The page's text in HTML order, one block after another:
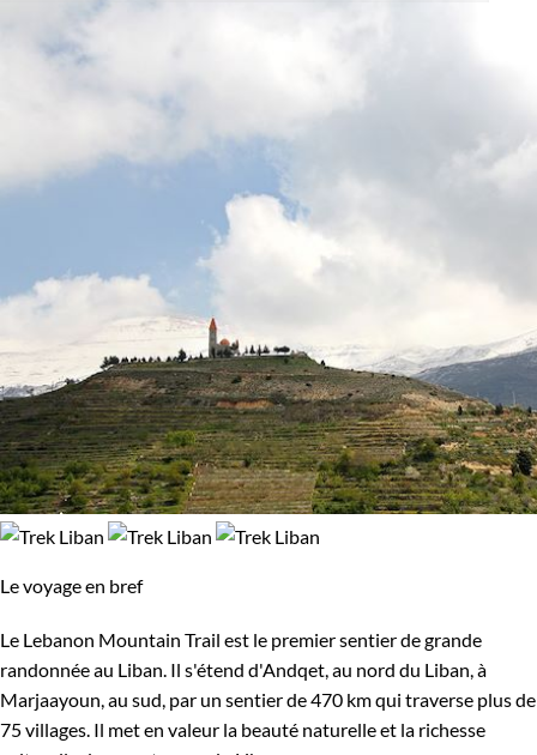
Que vous soyez adepte de longues randonnées ou de treks
stimulants, les montagnes escarpées du Liban constituent un
terrain de jeu rêvé. Voyagez en groupe, partagez ces moments
pays unique.
Activité
Randonnée
Le voyage en bref
Le Lebanon Mountain Trail est le premier sentier de grande
randonnée au Liban. Il s'étend d'Andqet, au nord du Liban, à
Marjaayoun, au sud, par un sentier de 470 km qui traverse plus de
75 villages. Il met en valeur la beauté naturelle et la richesse